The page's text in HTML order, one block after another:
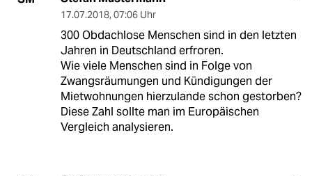
17.07.2018, 07:06 Uhr
300 Obdachlose Menschen sind in den letzten
Jahren in Deutschland erfroren.
Wie viele Menschen sind in Folge von
Zwangsräumungen und Kündigungen der
Mietwohnungen hierzulande schon gestorben?
Diese Zahl sollte man im Europäischen
Vergleich analysieren.